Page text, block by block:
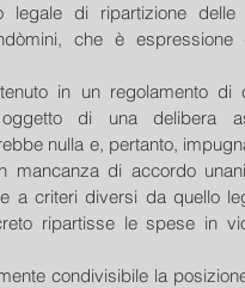
legale di ripartizione
che è espressione
in un regolamento di
di una delibera
nulla e, pertanto,
mancanza di accordo
a criteri diversi da quello
ripartisse le spese in
condivisibile la